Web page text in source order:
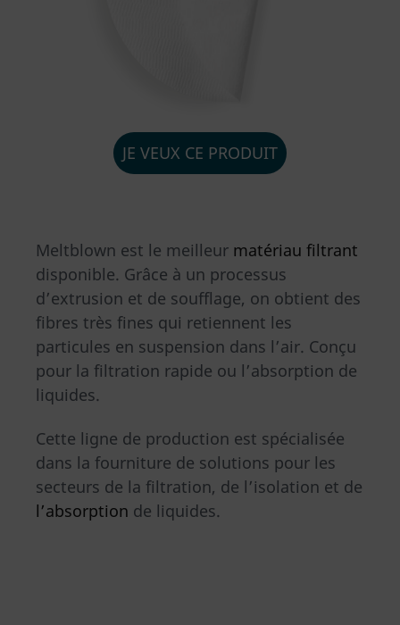
JE VEUX CE PRODUIT
Meltblown est le meilleur matériau filtrant
disponible. Grâce à un processus
d’extrusion et de soufflage, on obtient des
fibres très fines qui retiennent les
particules en suspension dans l’air. Conçu
pour la filtration rapide ou l’absorption de
liquides.
Cette ligne de production est spécialisée
dans la fourniture de solutions pour les
secteurs de la filtration, de l’isolation et de
l’absorption de liquides.